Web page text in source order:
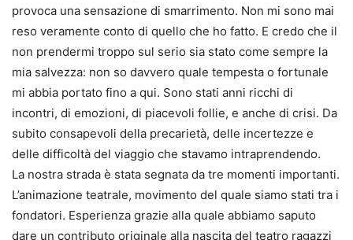
provoca una sensazione di smarrimento. Non mi sono mai
reso veramente conto di quello che ho fatto. E credo che il
non prendermi troppo sul serio sia stato come sempre la
mia salvezza: non so davvero quale tempesta o fortunale
mi abbia portato fino a qui. Sono stati anni ricchi di
incontri, di emozioni, di piacevoli follie, e anche di crisi. Da
subito consapevoli della precarietà, delle incertezze e
delle difficoltà del viaggio che stavamo intraprendendo.
La nostra strada è stata segnata da tre momenti importanti.
L’animazione teatrale, movimento del quale siamo stati tra i
fondatori. Esperienza grazie alla quale abbiamo saputo
dare un contributo originale alla nascita del teatro ragazzi